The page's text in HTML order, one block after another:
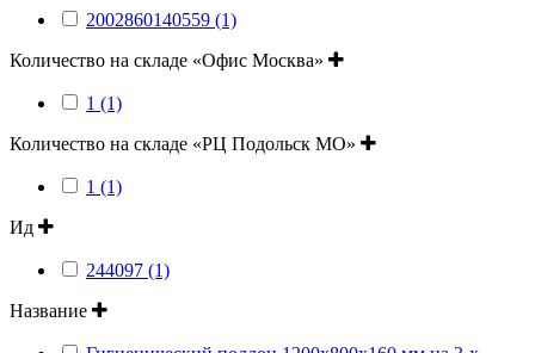
2002860140559 (1)
Количество на складе «Офис Москва»
1 (1)
Количество на складе «РЦ Подольск МО»
1 (1)
Ид
244097 (1)
Название